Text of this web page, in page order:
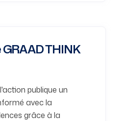
THINK
publique un
avec la
grâce à la